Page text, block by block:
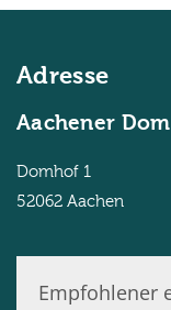
Adresse
Aachener Dom
Domhof 1
52062 Aachen
Empfohlener